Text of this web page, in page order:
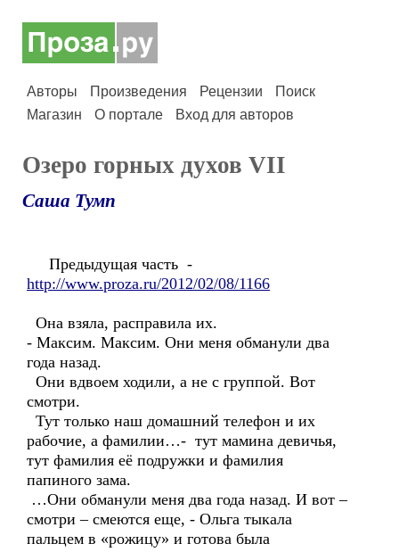
Авторы Произведения Рецензии
Поиск
Магазин
О портале Вход для авторов
Озеро горных духов VII
Саша Тумп
Предыдущая часть -
http://www.proza.ru/2012/02/08/1166
Она взяла, расправила их.
- Максим. Максим. Они меня обманули два
года назад.
Они вдвоем ходили, а не с группой. Вот
смотри.
Тут только наш домашний телефон и их
рабочие, а фамилии…- тут мамина девичья,
тут фамилия её подружки и фамилия
папиного зама.
…Они обманули меня два года назад. И вот –
смотри – смеются еще, - Ольга тыкала
пальцем в «рожицу» и готова была